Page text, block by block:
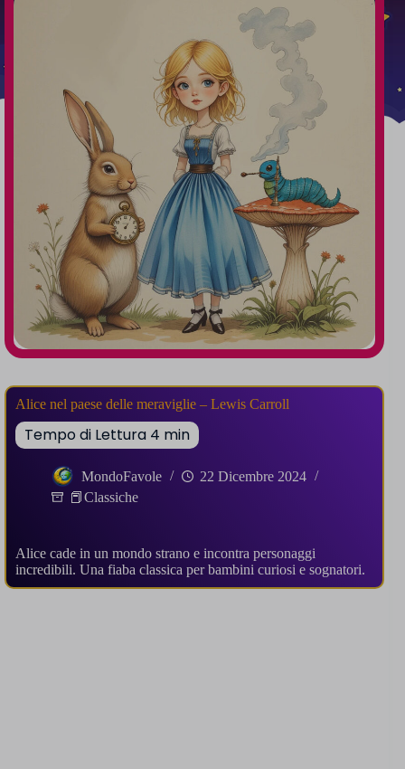
Alice nel paese delle meraviglie – Lewis Carroll
MondoFavole
22 Dicembre 2024
📕Classiche
Alice cade in un mondo strano e incontra personaggi
incredibili. Una fiaba classica per bambini curiosi e sognatori.